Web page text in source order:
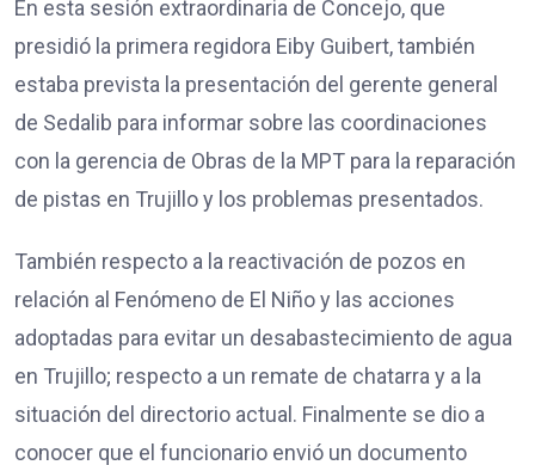
En esta sesión extraordinaria de Concejo, que
presidió la primera regidora Eiby Guibert, también
estaba prevista la presentación del gerente general
de Sedalib para informar sobre las coordinaciones
con la gerencia de Obras de la MPT para la reparación
de pistas en Trujillo y los problemas presentados.
También respecto a la reactivación de pozos en
relación al Fenómeno de El Niño y las acciones
adoptadas para evitar un desabastecimiento de agua
en Trujillo; respecto a un remate de chatarra y a la
situación del directorio actual. Finalmente se dio a
conocer que el funcionario envió un documento